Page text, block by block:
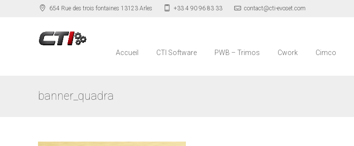
654 Rue des trois fontaines 13123 Arles +33 4 90 96 83 33 contact@cti-evoset.com
Accueil CTI Software PWB – Trimos Cwork Cimco
banner_quadra